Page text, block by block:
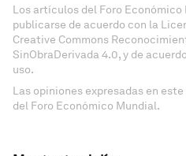
Los artículos del Foro Económico
publicarse de acuerdo con la
Creative Commons
SinObraDerivada 4.0, y de
uso.
Las opiniones expresadas en
del Foro Económico Mundial.